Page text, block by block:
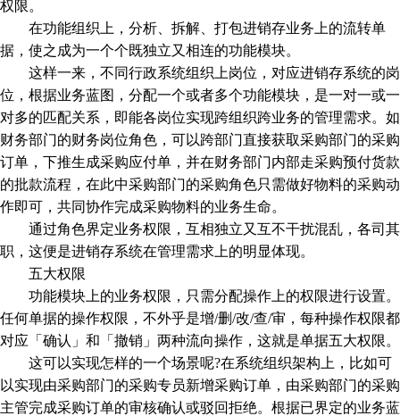
权限。
在功能组织上，分析、拆解、打包进销存业务上的流转单
据，使之成为一个个既独立又相连的功能模块。
这样一来，不同行政系统组织上岗位，对应进销存系统的岗
位，根据业务蓝图，分配一个或者多个功能模块，是一对一或一
对多的匹配关系，即能各岗位实现跨组织跨业务的管理需求。如
财务部门的财务岗位角色，可以跨部门直接获取采购部门的采购
订单，下推生成采购应付单，并在财务部门内部走采购预付货款
的批款流程，在此中采购部门的采购角色只需做好物料的采购动
作即可，共同协作完成采购物料的业务生命。
通过角色界定业务权限，互相独立又互不干扰混乱，各司其
职，这便是进销存系统在管理需求上的明显体现。
五大权限
功能模块上的业务权限，只需分配操作上的权限进行设置。
任何单据的操作权限，不外乎是增/删/改/查/审，每种操作权限都
对应「确认」和「撤销」两种流向操作，这就是单据五大权限。
这可以实现怎样的一个场景呢?在系统组织架构上，比如可
以实现由采购部门的采购专员新增采购订单，由采购部门的采购
主管完成采购订单的审核确认或驳回拒绝。根据已界定的业务蓝